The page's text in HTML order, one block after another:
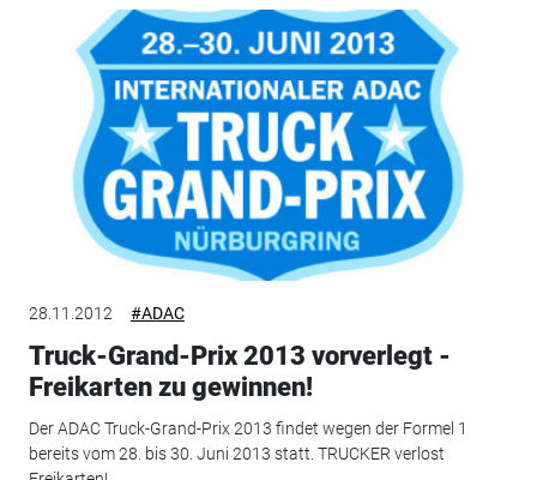
28.11.2012 #ADAC
Truck-Grand-Prix 2013 vorverlegt -
Freikarten zu gewinnen!
Der ADAC Truck-Grand-Prix 2013 findet wegen der Formel 1
bereits vom 28. bis 30. Juni 2013 statt. TRUCKER verlost